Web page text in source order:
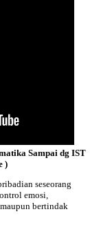
Sampai dg IST
)
seseorang
emosi,
bertindak